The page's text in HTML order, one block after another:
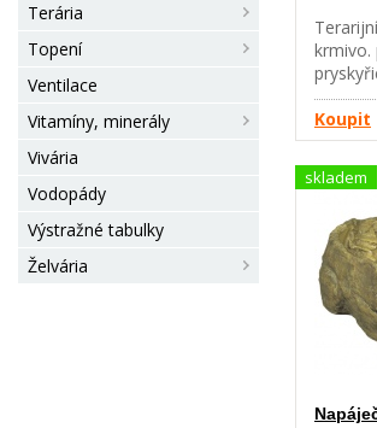
Terária
Topení
Ventilace
Vitamíny, minerály
Vivária
Vodopády
Výstražné tabulky
Želvária
krmivo.
miska
povrch
Koupit
skladem